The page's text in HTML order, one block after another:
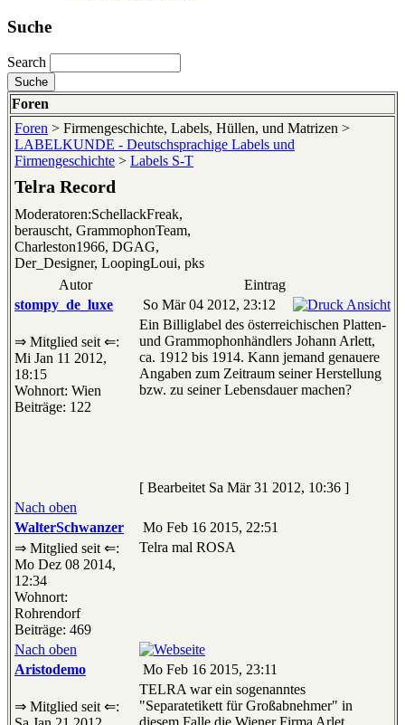
Suche
Search
Foren
Foren > Firmengeschichte, Labels, Hüllen, und Matrizen >
LABELKUNDE - Deutschsprachige Labels und
Firmengeschichte > Labels S-T
Telra Record
Moderatoren:SchellackFreak,
berauscht, GrammophonTeam,
Charleston1966, DGAG,
Der_Designer, LoopingLoui, pks
Autor
Eintrag
stompy_de_luxe
So Mär 04 2012, 23:12
⇒ Mitglied seit ⇐:
Mi Jan 11 2012,
18:15
Wohnort: Wien
Beiträge: 122
Ein Billiglabel des österreichischen Platten-
und Grammophonhändlers Johann Arlett,
ca. 1912 bis 1914. Kann jemand genauere
Angaben zum Zeitraum seiner Herstellung
bzw. zu seiner Lebensdauer machen?
[ Bearbeitet Sa Mär 31 2012, 10:36 ]
Nach oben
WalterSchwanzer
Mo Feb 16 2015, 22:51
⇒ Mitglied seit ⇐:
Mo Dez 08 2014,
12:34
Wohnort:
Rohrendorf
Beiträge: 469
Telra mal ROSA
Nach oben
Aristodemo
Mo Feb 16 2015, 23:11
⇒ Mitglied seit ⇐:
TELRA war ein sogenanntes
"Separatetikett für Großabnehmer" in